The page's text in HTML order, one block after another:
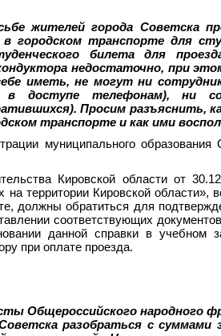
жителей города Советска
городском транспорте для
билета для
недостаточно, при
иметь, не могут ни
доступе телефонам), ни
Просим разъяснить,
транспорте и как ими
муниципального образования
Кировской области от
территории Кировской области»,
должны обратиться для
соответствующих
данной справки в учебном
при оплате проезда.
Общероссийского народного
разобраться с суммами